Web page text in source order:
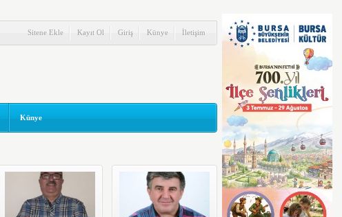
Sitene Ekle Kayıt Ol Giriş Künye İletişim
Künye